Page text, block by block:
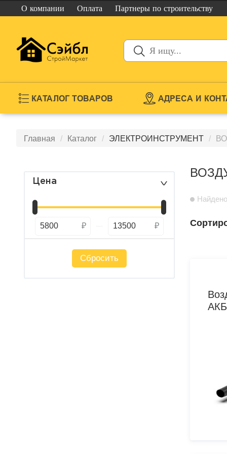
О компании Оплата Партнеры по строительству
КАТАЛОГ ТОВАРОВ АДРЕСА И
Главная Каталог ЭЛЕКТРОИНСТРУМЕНТ
Цена >
5800 13500
Сбросить